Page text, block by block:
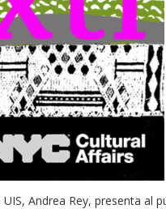
Andrea Rey, presenta al